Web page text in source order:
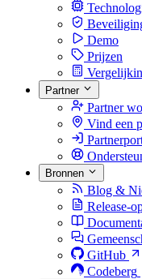
Demo
Prijzen
Partner
Partner
Vind een
Bronnen
Blog &
Release-
GitHub
Codeberg